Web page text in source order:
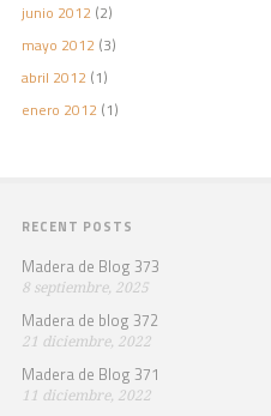
junio 2012 (2)
mayo 2012 (3)
abril 2012 (1)
enero 2012 (1)
RECENT POSTS
Madera de Blog 373
8 septiembre, 2025
Madera de blog 372
21 diciembre, 2022
Madera de Blog 371
11 diciembre, 2022